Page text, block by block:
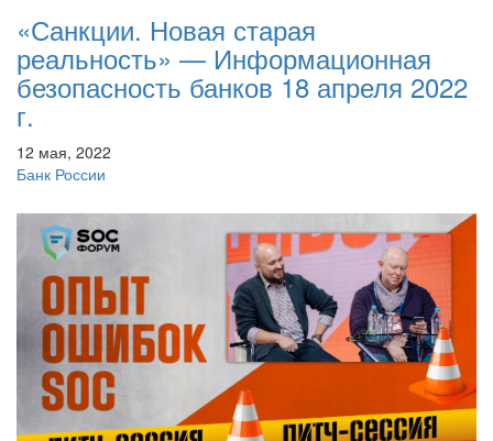
«Санкции. Новая старая
реальность» — Информационная
безопасность банков 18 апреля 2022
г.
12 мая, 2022
Банк России